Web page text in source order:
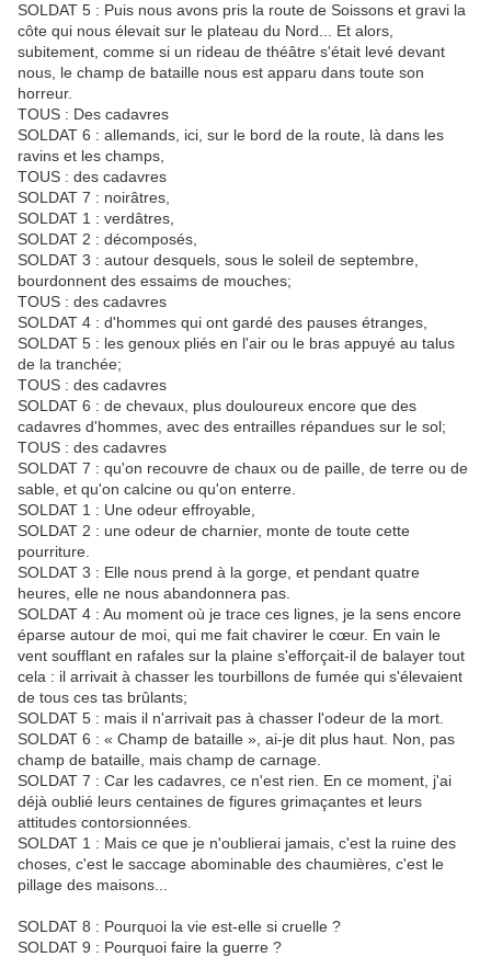
SOLDAT 5 : Puis nous avons pris la route de Soissons et gravi la
côte qui nous élevait sur le plateau du Nord... Et alors,
subitement, comme si un rideau de théâtre s'était levé devant
nous, le champ de bataille nous est apparu dans toute son
horreur.
TOUS : Des cadavres
SOLDAT 6 : allemands, ici, sur le bord de la route, là dans les
ravins et les champs,
TOUS : des cadavres
SOLDAT 7 : noirâtres,
SOLDAT 1 : verdâtres,
SOLDAT 2 : décomposés,
SOLDAT 3 : autour desquels, sous le soleil de septembre,
bourdonnent des essaims de mouches;
TOUS : des cadavres
SOLDAT 4 : d'hommes qui ont gardé des pauses étranges,
SOLDAT 5 : les genoux pliés en l'air ou le bras appuyé au talus
de la tranchée;
TOUS : des cadavres
SOLDAT 6 : de chevaux, plus douloureux encore que des
cadavres d'hommes, avec des entrailles répandues sur le sol;
TOUS : des cadavres
SOLDAT 7 : qu'on recouvre de chaux ou de paille, de terre ou de
sable, et qu'on calcine ou qu'on enterre.
SOLDAT 1 : Une odeur effroyable,
SOLDAT 2 : une odeur de charnier, monte de toute cette
pourriture.
SOLDAT 3 : Elle nous prend à la gorge, et pendant quatre
heures, elle ne nous abandonnera pas.
SOLDAT 4 : Au moment où je trace ces lignes, je la sens encore
éparse autour de moi, qui me fait chavirer le cœur. En vain le
vent soufflant en rafales sur la plaine s'efforçait-il de balayer tout
cela : il arrivait à chasser les tourbillons de fumée qui s'élevaient
de tous ces tas brûlants;
SOLDAT 5 : mais il n'arrivait pas à chasser l'odeur de la mort.
SOLDAT 6 : « Champ de bataille », ai-je dit plus haut. Non, pas
champ de bataille, mais champ de carnage.
SOLDAT 7 : Car les cadavres, ce n'est rien. En ce moment, j'ai
déjà oublié leurs centaines de figures grimaçantes et leurs
attitudes contorsionnées.
SOLDAT 1 : Mais ce que je n'oublierai jamais, c'est la ruine des
choses, c'est le saccage abominable des chaumières, c'est le
pillage des maisons...
SOLDAT 8 : Pourquoi la vie est-elle si cruelle ?
SOLDAT 9 : Pourquoi faire la guerre ?